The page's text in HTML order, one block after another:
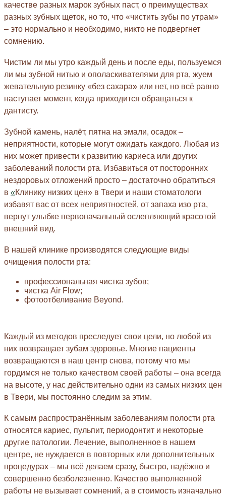
качестве разных марок зубных паст, о преимуществах
разных зубных щеток, но то, что «чистить зубы по утрам»
– это нормально и необходимо, никто не подвергнет
сомнению.
Чистим ли мы утро каждый день и после еды, пользуемся
ли мы зубной нитью и ополаскивателями для рта, жуем
жевательную резинку «без сахара» или нет, но всё равно
наступает момент, когда приходится обращаться к
дантисту.
Зубной камень, налёт, пятна на эмали, осадок –
неприятности, которые могут ожидать каждого. Любая из
них может привести к развитию кариеса или других
заболеваний полости рта. Избавиться от посторонних
нездоровых отложений просто – достаточно обратиться
в «Клинику низких цен» в Твери и наши стоматологи
избавят вас от всех неприятностей, от запаха изо рта,
вернут улыбке первоначальный ослепляющий красотой
внешний вид.
В нашей клинике производятся следующие виды
очищения полости рта:
профессиональная чистка зубов;
чистка Air Flow;
фотоотбеливание Beyond.
Каждый из методов преследует свои цели, но любой из
них возвращает зубам здоровье. Многие пациенты
возвращаются в наш центр снова, потому что мы
гордимся не только качеством своей работы – она всегда
на высоте, у нас действительно одни из самых низких цен
в Твери, мы постоянно следим за этим.
К самым распространённым заболеваниям полости рта
относятся кариес, пульпит, периодонтит и некоторые
другие патологии. Лечение, выполненное в нашем
центре, не нуждается в повторных или дополнительных
процедурах – мы всё делаем сразу, быстро, надёжно и
совершенно безболезненно. Качество выполненной
работы не вызывает сомнений, а в стоимость изначально